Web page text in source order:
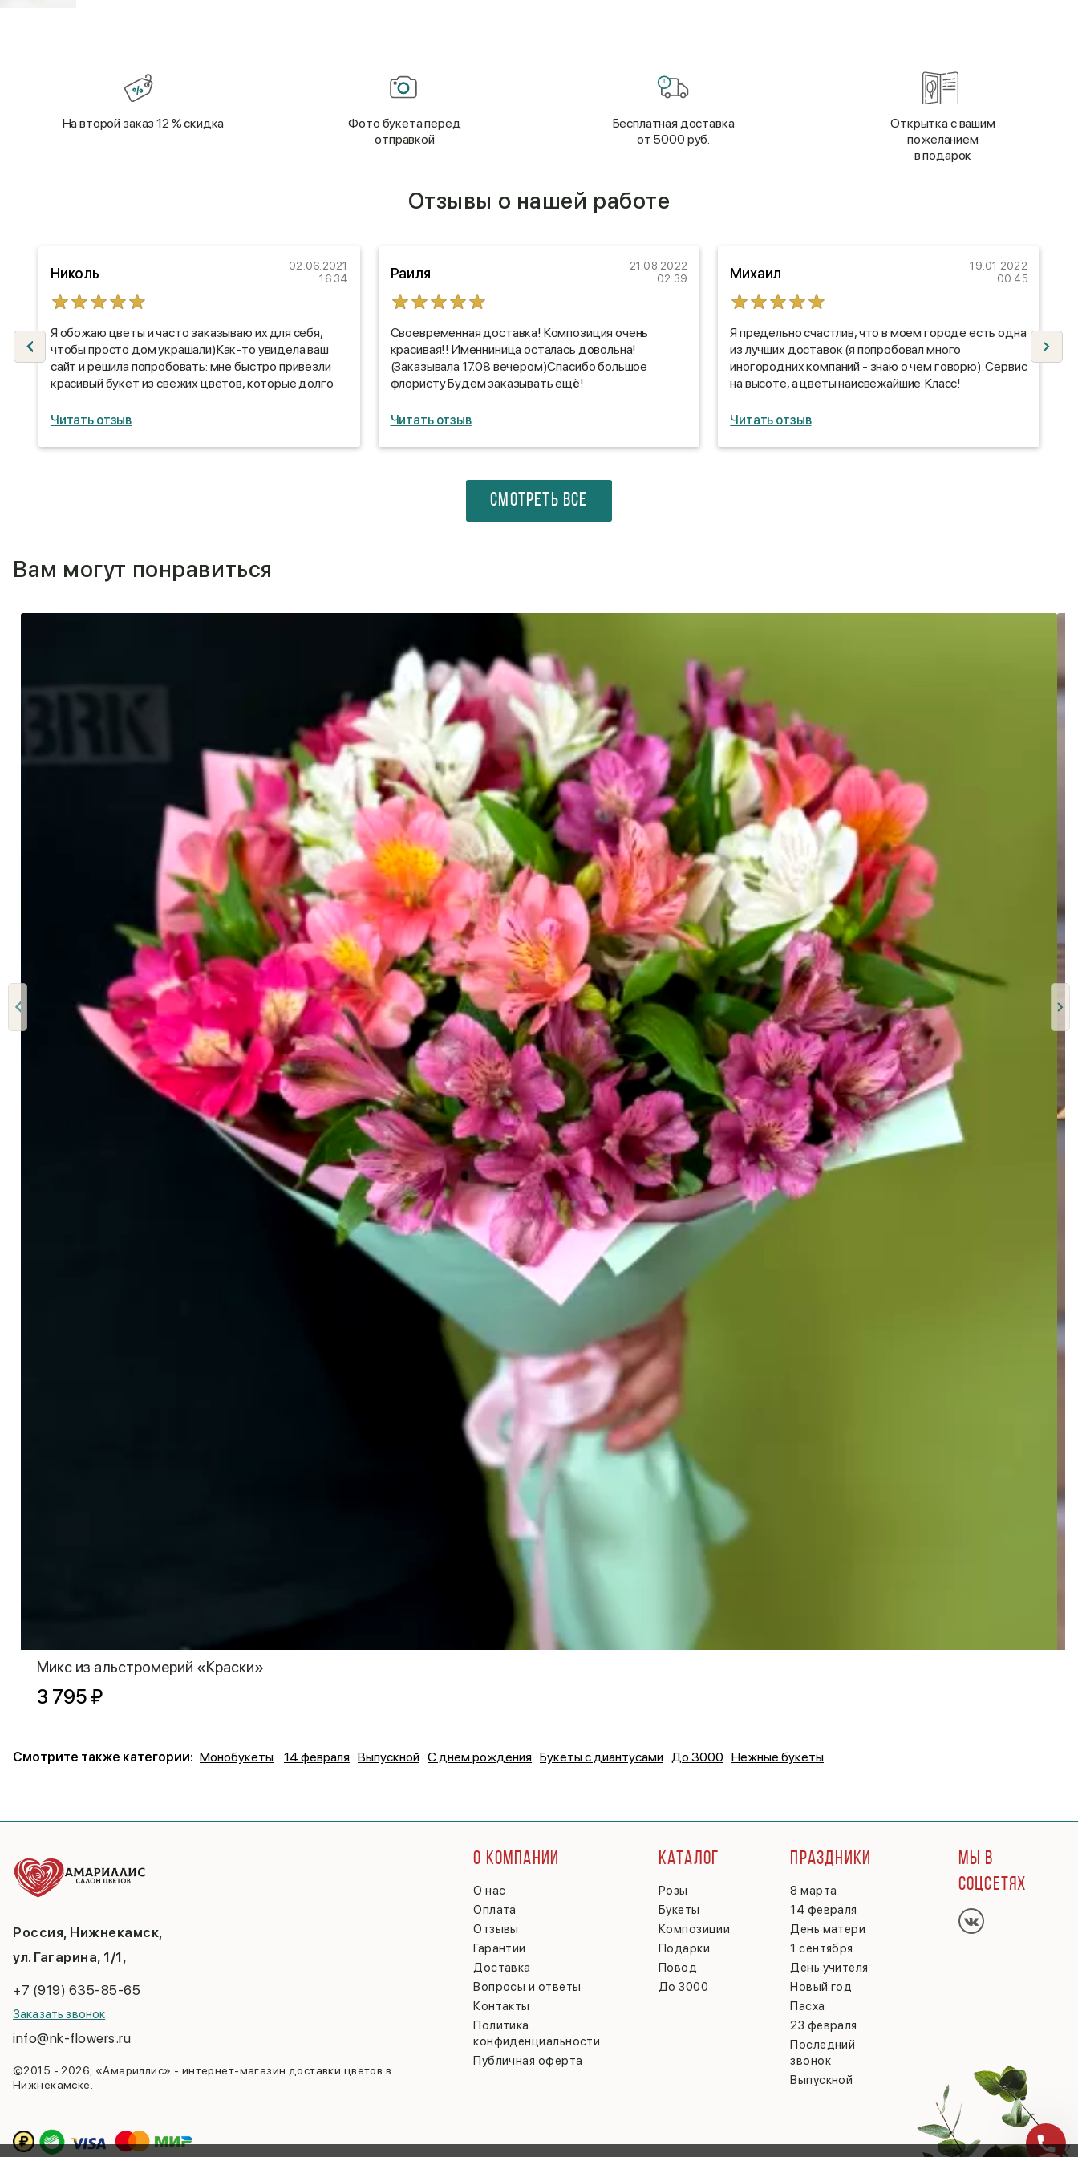
На второй заказ 12 % скидка
Фото букета перед
отправкой
Бесплатная доставка
от 5000 руб.
Открытка с вашим
пожеланием
в подарок
Отзывы о нашей работе
Николь
02.06.2021
16:34
Я обожаю цветы и часто заказываю их для себя,
чтобы просто дом украшали)Как-то увидела ваш
сайт и решила попробовать: мне быстро привезли
красивый букет из свежих цветов, которые долго
Читать отзыв
Раиля
21.08.2022
02:39
Своевременная доставка! Композиция очень
красивая!! Именниница осталась довольна!
(Заказывала 17.08 вечером)Спасибо большое
флористу Будем заказывать ещё!
Читать отзыв
Михаил
19.01.2022
00:45
Я предельно счастлив, что в моем городе есть одна
из лучших доставок (я попробовал много
иногородних компаний - знаю о чем говорю). Сервис
на высоте, а цветы наисвежайшие. Класс!
Читать отзыв
СМОТРЕТЬ ВСЕ
Вам могут понравиться
Микс из альстромерий «Краски»
3 795 ₽
Смотрите также категории: Монобукеты 14 февраля Выпускной С днем рождения Букеты с диантусами До 3000 Нежные букеты
Россия, Нижнекамск,
ул. Гагарина, 1/1,
+7 (919) 635-85-65
Заказать звонок
info@nk-flowers.ru
©2015 - 2026, «Амариллис» - интернет-магазин доставки цветов в
Нижнекамске.
О КОМПАНИИ
О нас
Оплата
Отзывы
Гарантии
Доставка
Вопросы и ответы
Контакты
Политика
конфиденциальности
Публичная оферта
КАТАЛОГ
Розы
Букеты
Композиции
Подарки
Повод
До 3000
ПРАЗДНИКИ
8 марта
14 февраля
День матери
1 сентября
День учителя
Новый год
Пасха
23 февраля
Последний
звонок
Выпускной
МЫ В
СОЦСЕТЯХ